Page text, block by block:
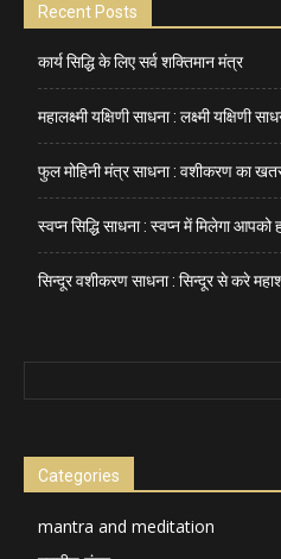
Recent Posts
कार्य सिद्धि के लिए सर्व शक्तिमान मंत्र
महालक्ष्मी यक्षिणी साधना : लक्ष्मी यक्षिणी
फुल मोहिनी मंत्र साधना : वशीकरण का
स्वप्न सिद्धि साधना : स्वप्न में मिलेगा
सिन्दूर वशीकरण साधना : सिन्दूर से करे
Categories
mantra and meditation